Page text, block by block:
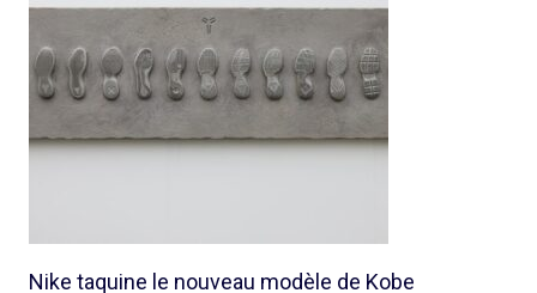
Nike taquine le nouveau modèle de Kobe